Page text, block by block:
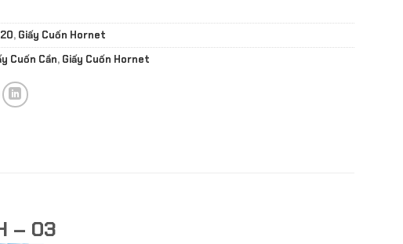
, Giấy Cuốn Hornet
Cuốn Cần, Giấy Cuốn Hornet
– 03